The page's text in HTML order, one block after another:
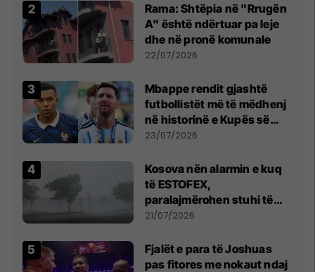
Rama: Shtëpia në "Rrugën
A" është ndërtuar pa leje
dhe në pronë komunale
22/07/2026
Mbappe rendit gjashtë
futbollistët më të mëdhenj
në historinë e Kupës së
Botës, Messi mbetet i dyti
23/07/2026
Kosova nën alarmin e kuq
të ESTOFEX,
paralajmërohen stuhi të
fuqishme me breshër dhe
21/07/2026
Fjalët e para të Joshuas
pas fitores me nokaut ndaj